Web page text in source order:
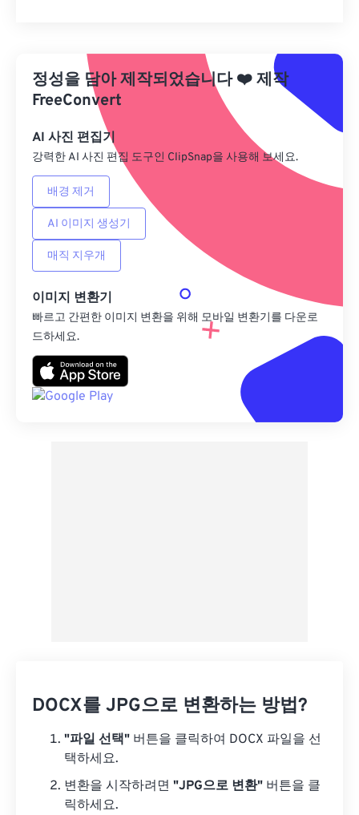
사전 설정에서 적용
사전 설정으로 저장
정성을 담아 제작되었습니다❤️제작
FreeConvert
AI 사진 편집기
강력한 AI 사진 편집 도구인 ClipSnap을 사용해 보세요.
배경 제거
AI 이미지 생성기
매직 지우개
이미지 변환기
빠르고 간편한 이미지 변환을 위해 모바일 변환기를 다운로
드하세요.
DOCX를 JPG으로 변환하는 방법?
"파일 선택" 버튼을 클릭하여 DOCX 파일을 선
택하세요.
변환을 시작하려면 "JPG으로 변환" 버튼을 클
릭하세요.